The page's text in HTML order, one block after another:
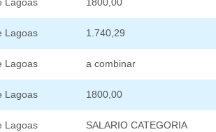
Lagoas 1.740,29
Lagoas a combinar
Lagoas 1800,00
Lagoas SALARIO CATEGORIA